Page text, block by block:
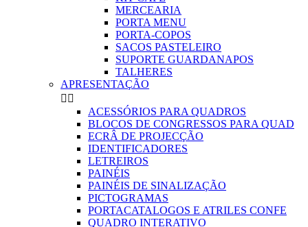
MERCEARIA
PORTA MENU
PORTA-COPOS
SACOS PASTELEIRO
SUPORTE GUARDANAPOS
TALHERES
APRESENTAÇÃO
 
ACESSÓRIOS PARA QUADROS
BLOCOS DE CONGRESSOS PARA QUAD
ECRÂ DE PROJECÇÃO
IDENTIFICADORES
LETREIROS
PAINÉIS
PAINÉIS DE SINALIZAÇÃO
PICTOGRAMAS
PORTACATALOGOS E ATRILES CONFE
QUADRO INTERATIVO